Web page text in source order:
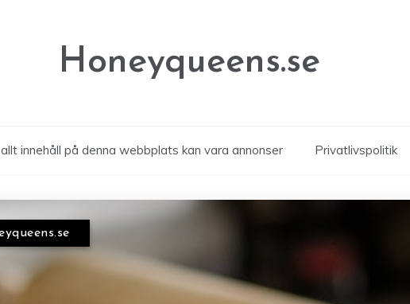
Honeyqueens.se
innehåll på denna webbplats kan vara annonser Privatlivspolitik